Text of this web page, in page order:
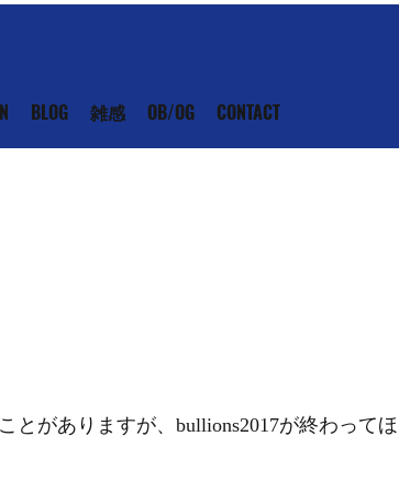
BLOG 雑感 OB/OG CONTACT
とがありますが、bullions2017が終わって